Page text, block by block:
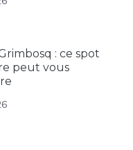
: ce spot
peut vous